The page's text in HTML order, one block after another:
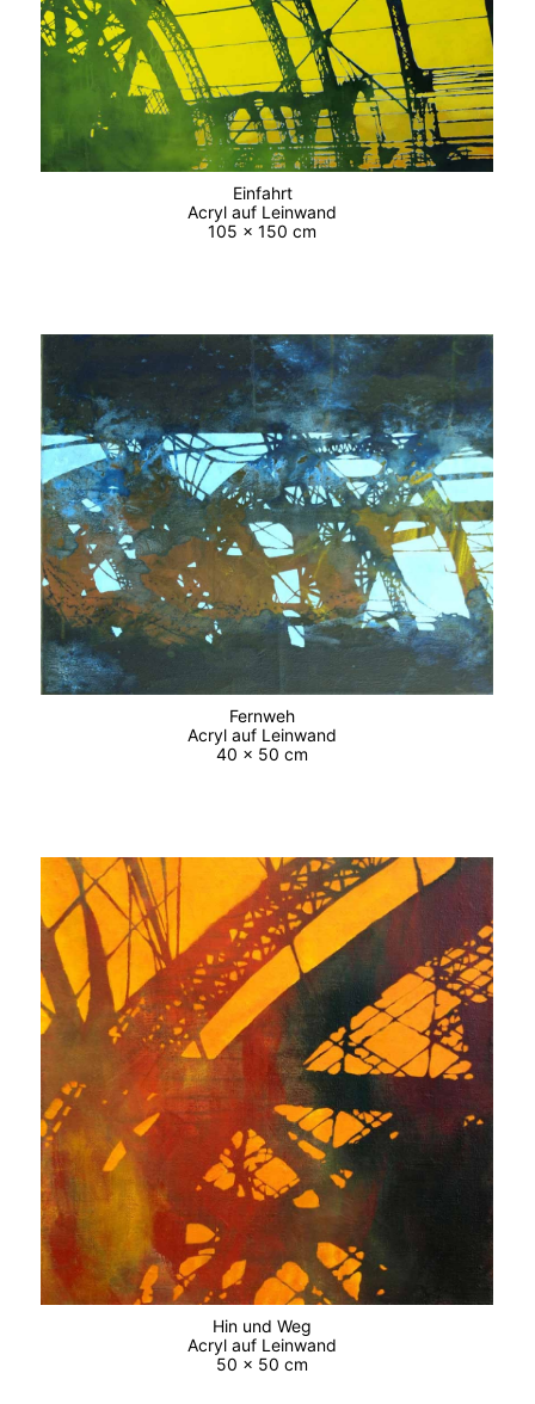
Einfahrt
Acryl auf Leinwand
105 x 150 cm
Fernweh
Acryl auf Leinwand
40 x 50 cm
Hin und Weg
Acryl auf Leinwand
50 x 50 cm